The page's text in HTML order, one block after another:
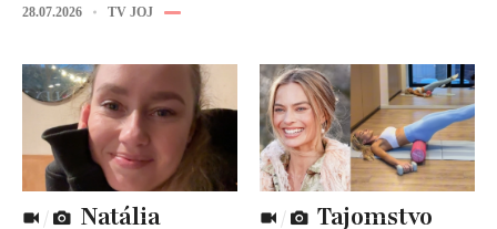
28.07.2026 TV JOJ